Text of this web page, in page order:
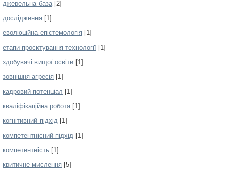
джерельна база[2]
дослідження [1]
еволюційна епістемологія [1]
етапи проєктування технології [1]
здобувачі вищої освіти [1]
зовнішня агресія [1]
кадровий потенціал [1]
кваліфікаційна робота[1]
когнітивний підхід [1]
компетентнісний підхід [1]
компетентність [1]
критичне мислення [5]